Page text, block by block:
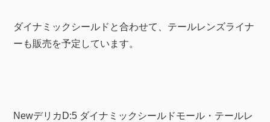
ダイナミックシールドと合わせて、テールレンズライナ
ーも販売を予定しています。
NewデリカD:5 ダイナミックシールドモール・テールレ